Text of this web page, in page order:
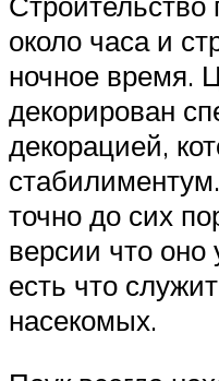
около часа и
ночное время.
декорирован
декорацией,
точно до сих
версии что оно
есть что
насекомых.